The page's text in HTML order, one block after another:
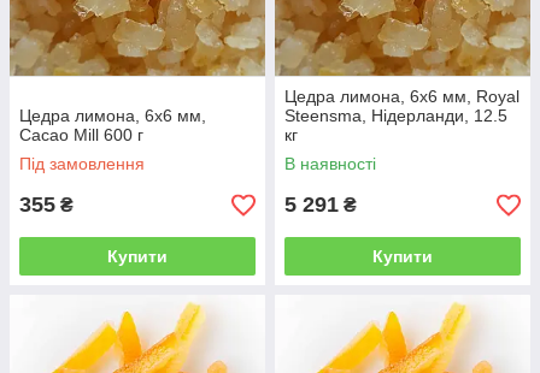
Цедра лимона, 6х6 мм,
Cacao Mill 600 г
Під замовлення
355 ₴
Купити
Цедра лимона, 6х6 мм, Royal
Steensma, Нідерланди, 12.5
кг
В наявності
5 291 ₴
Купити